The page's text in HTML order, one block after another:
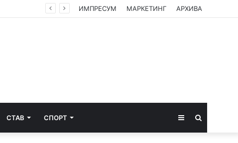
ИМПРЕСУМ МАРКЕТИНГ АРХИВА
СТАВ СПОРТ Sidebar